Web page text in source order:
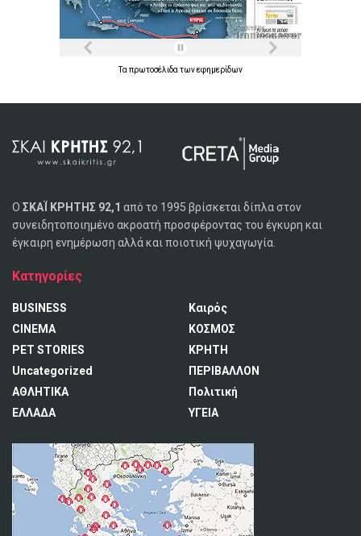
Τα πρωτοσέλιδα τωνεφημερίδων
Ο ΣΚΑΪ ΚΡΗΤΗΣ 92,1 από το 1995 βρίσκεται δίπλα στον
συνειδητοποιημένο ακροατή προσφέροντας του έγκυρη και
έγκαιρη ενημέρωση αλλά και ποιοτική ψυχαγωγία.
Κατηγορίες
BUSINESS
CINEMA
PET STORIES
Uncategorized
ΑΘΛΗΤΙΚΑ
ΕΛΛΑΔΑ
Καιρός
ΚΟΣΜΟΣ
ΚΡΗΤΗ
ΠΕΡΙΒΑΛΛΟΝ
Πολιτική
ΥΓΕΙΑ